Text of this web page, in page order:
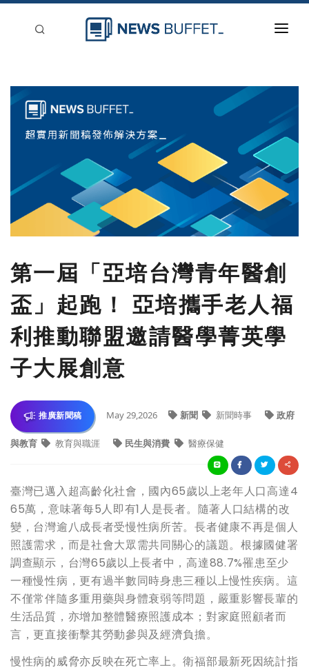
第一屆「亞培台灣青年醫創
盃」起跑！ 亞培攜手老人福
利推動聯盟邀請醫學菁英學
子大展創意
推廣新聞稿 May 29,2026 新聞 新聞時事 政府
與教育 教育與職涯 民生與消費 醫療保健
臺灣已邁入超高齡化社會，國內65歲以上老年人口高達4
65萬，意味著每5人即有1人是長者。隨著人口結構的改
變，台灣逾八成長者受慢性病所苦。長者健康不再是個人
照護需求，而是社會大眾需共同關心的議題。根據國健署
調查顯示，台灣65歲以上長者中，高達88.7%罹患至少
一種慢性病，更有過半數同時身患三種以上慢性疾病。這
不僅常伴隨多重用藥與身體衰弱等問題，嚴重影響長輩的
生活品質，亦增加整體醫療照護成本；對家庭照顧者而
言，更直接衝擊其勞動參與及經濟負擔。
慢性病的威脅亦反映在死亡率上。衛福部最新死因統計指